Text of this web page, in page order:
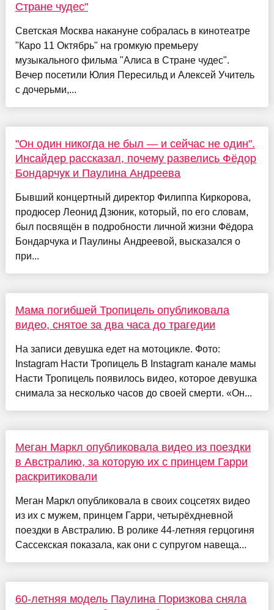
Стране чудес"
Светская Москва накануне собралась в кинотеатре
"Каро 11 Октябрь" на громкую премьеру
музыкального фильма "Алиса в Стране чудес".
Вечер посетили Юлия Пересильд и Алексей Учитель
с дочерьми,...
"Он один никогда не был — и сейчас не один".
Инсайдер рассказал, почему развелись Фёдор
Бондарчук и Паулина Андреева
Бывший концертный директор Филиппа Киркорова,
продюсер Леонид Дзюник, который, по его словам,
был посвящён в подробности личной жизни Фёдора
Бондарчука и Паулины Андреевой, высказался о
при...
Мама погибшей Тропицель опубликовала
видео, снятое за два часа до трагедии
На записи девушка едет на мотоцикле. Фото:
Instagram Насти Тропицель В Instagram канале мамы
Насти Тропицель появилось видео, которое девушка
снимала за несколько часов до своей смерти. «Он...
Меган Маркл опубликовала видео из поездки
в Австралию, за которую их с принцем Гарри
раскритиковали
Меган Маркл опубликовала в своих соцсетях видео
из их с мужем, принцем Гарри, четырёхдневной
поездки в Австралию. В ролике 44-летняя герцогиня
Сассекская показала, как они с супругом навеща...
60-летняя модель Паулина Поризкова сняла